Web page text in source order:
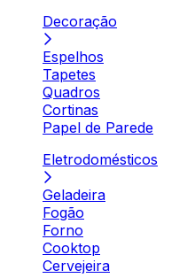
Decoração
Espelhos
Tapetes
Quadros
Cortinas
Papel de Parede
Eletrodomésticos
Geladeira
Fogão
Forno
Cooktop
Cervejeira